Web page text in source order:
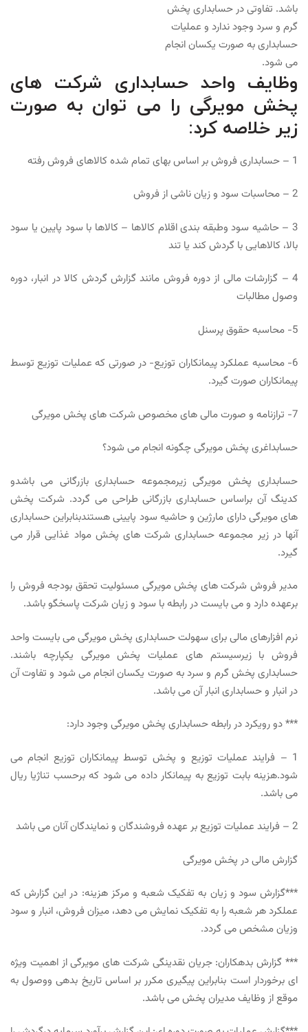
باشد. تفاوتی در حسابداری پخش
گرم و سرد وجود ندارد و عملیات
حسابداری به صورت یکسان انجام
می شود.
وظایف واحد حسابداری شرکت های
پخش مویرگی را می توان به صورت
زیر خلاصه کرد:
1 – حسابداری فروش بر اساس بهای تمام شده کالاهای فروش رفته
2 – محاسبات سود و زیان ناشی از فروش
3 – حاشیه سود وطبقه بندی اقلام کالاها – کالاها با سود پایین یا سود
بالا، کالاهایی با گردش کند یا تند
4 – گزارشات مالی از دوره فروش مانند گزارش گردش کالا در انبار، دوره
وصول مطالبات
5- محاسبه حقوق پرسنل
6- محاسبه عملکرد پیمانکاران توزیع- در صورتی که عملیات توزیع توسط
پیمانکاران صورت گیرد.
7- ترازنامه و صورت مالی های مخصوص شرکت های پخش مویرگی
حسابداغری پخش مویرگی چگونه انجام می شود؟
حسابداری پخش مویرگی زیرمجموعه حسابداری بازرگانی می باشدو
کدینگ آن براساس حسابداری بازرگانی طراحی می گردد. شرکت پخش
های مویرگی دارای مارژین و حاشیه سود پایینی هستندبنابراین حسابداری
آنها در زیر مجموعه حسابداری شرکت های پخش مواد غذایی قرار می
گیرد.
مدیر فروش شرکت های پخش مویرگی مسئولیت تحقق بودجه فروش را
برعهده دارد و می بایست در رابطه با سود و زیان شرکت پاسخگو باشد.
نرم افزارهای مالی برای سهولت حسابداری پخش مویرگی می بایست واحد
فروش با زیرسیستم های عملیات پخش مویرگی یکپارچه باشند.
حسابداری پخش گرم و سرد به صورت یکسان انجام می شود و تفاوت آن
در انبار و حسابداری انبار آن می باشد.
*** دو رویکرد در رابطه حسابداری پخش مویرگی وجود دارد:
1 – فرایند عملیات توزیع و پخش توسط پیمانکاران توزیع انجام می
شود.هزینه بابت توزیع به پیمانکار داده می شود که برحسب تناژیا ریال
می باشد.
2 – فرایند عملیات توزیعبر عهده فروشندگان و نمایندگان آنان می باشد
گزارش مالی در پخش مویرگی
***گزارش سود و زیان به تفکیک شعبه و مرکز هزینه: در این گزارش که
عملکرد هر شعبه را به تفکیک نمایش می دهد، میزان فروش، انبار و سود
وزیان مشخص می گردد.
*** گزارش بدهکاران: جریان نقدینگی شرکت های مویرگی از اهمیت ویژه
ای برخوردار است بنابراین پیگیری مکرر بر اساس تاریخ بدهی ووصول به
موقع از وظایف مدیران پخش می باشد.